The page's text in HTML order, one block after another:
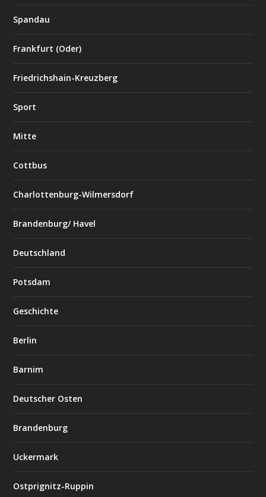
Spandau
Frankfurt (Oder)
Friedrichshain-Kreuzberg
Sport
Mitte
Cottbus
Charlottenburg-Wilmersdorf
Brandenburg/ Havel
Deutschland
Potsdam
Geschichte
Berlin
Barnim
Deutscher Osten
Brandenburg
Uckermark
Ostprignitz-Ruppin